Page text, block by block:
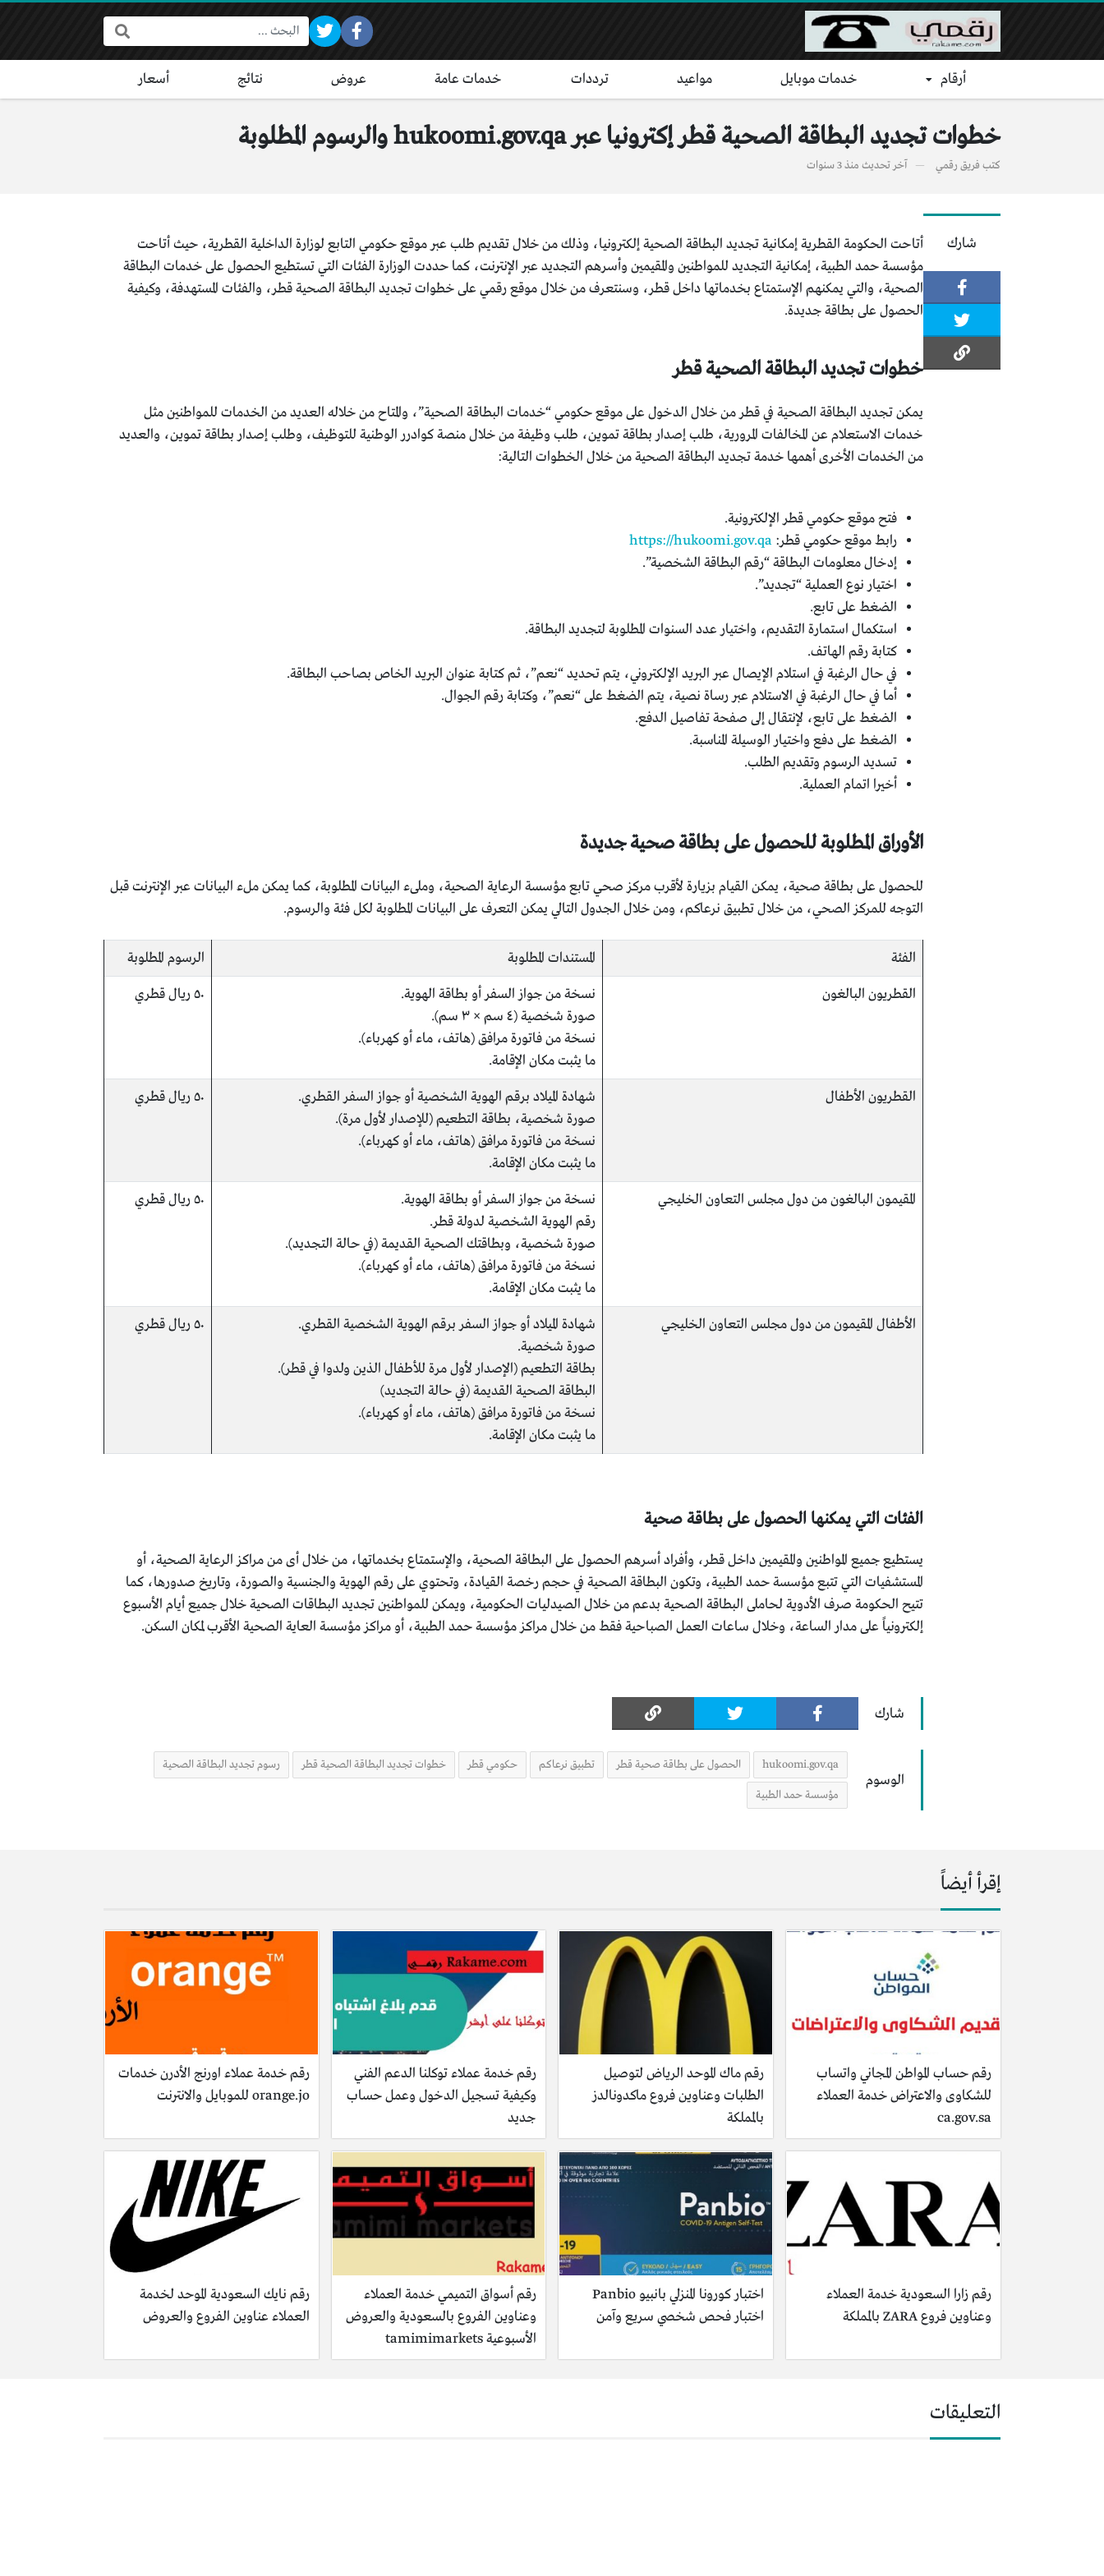
البحث:
أرقام خدمات موبايل مواعيد ترددات خدمات عامة عروض نتائج أسعار
خطوات تجديد البطاقة الصحية قطر إكترونيا عبر hukoomi.gov.qa والرسوم المطلوبة
كتب فريق رقمي آخر تحديث منذ 3 سنوات
شارك
أتاحت الحكومة القطرية إمكانية تجديد البطاقة الصحية إلكترونيا، وذلك من خلال تقديم طلب عبر موقع حكومي التابع لوزارة الداخلية القطرية، حيث أتاحت
مؤسسة حمد الطبية، إمكانية التجديد للمواطنين والمقيمين وأسرهم التجديد عبر الإنترنت، كما حددت الوزارة الفئات التي تستطيع الحصول على خدمات البطاقة
الصحية، والتي يمكنهم الإستمتاع بخدماتها داخل قطر، وسنتعرف من خلال موقع رقمي على خطوات تجديد البطاقة الصحية قطر، والفئات المستهدفة، وكيفية
الحصول على بطاقة جديدة.
خطوات تجديد البطاقة الصحية قطر
يمكن تجديد البطاقة الصحية في قطر من خلال الدخول على موقع حكومي “خدمات البطاقة الصحية”، والمتاح من خلاله العديد من الخدمات للمواطنين مثل
خدمات الاستعلام عن المخالفات المرورية، طلب إصدار بطاقة تموين، طلب وظيفة من خلال منصة كوادرر الوطنية للتوظيف، وطلب إصدار بطاقة تموين، والعديد
من الخدمات الأخرى أهمها خدمة تجديد البطاقة الصحية من خلال الخطوات التالية:
فتح موقع حكومي قطر الإلكترونية.
رابط موقع حكومي قطر: https://hukoomi.gov.qa
إدخال معلومات البطاقة “رقم البطاقة الشخصية”.
اختيار نوع العملية “تجديد”.
الضغط على تابع.
استكمال استمارة التقديم، واختيار عدد السنوات المطلوبة لتجديد البطاقة.
كتابة رقم الهاتف.
في حال الرغبة في استلام الإيصال عبر البريد الإلكتروني، يتم تحديد “نعم”، ثم كتابة عنوان البريد الخاص بصاحب البطاقة.
أما في حال الرغبة في الاستلام عبر رساة نصية، يتم الضغط على “نعم”، وكتابة رقم الجوال.
الضغط على تابع، لإنتقال إلى صفحة تفاصيل الدفع.
الضغط على دفع واختيار الوسيلة المناسبة.
تسديد الرسوم وتقديم الطلب.
أخيرا اتمام العملية.
الأوراق المطلوبة للحصول على بطاقة صحية جديدة
للحصول على بطاقة صحية، يمكن القيام بزيارة لأقرب مركز صحي تابع مؤسسة الرعاية الصحية، وملىء البيانات المطلوبة، كما يمكن ملء البيانات عبر الإنترنت قبل
التوجه للمركز الصحي، من خلال تطبيق نرعاكم، ومن خلال الجدول التالي يمكن التعرف على البيانات المطلوبة لكل فئة والرسوم.
الفئة المستندات المطلوبة الرسوم المطلوبة
القطريون البالغون
نسخة من جواز السفر أو بطاقة الهوية.
صورة شخصية (٤ سم × ٣ سم).
نسخة من فاتورة مرافق (هاتف، ماء أو كهرباء).
ما يثبت مكان الإقامة.
٥٠ ريال قطري
القطريون الأطفال
شهادة الميلاد برقم الهوية الشخصية أو جواز السفر القطري.
صورة شخصية، بطاقة التطعيم (للإصدار لأول مرة).
نسخة من فاتورة مرافق (هاتف، ماء أو كهرباء).
ما يثبت مكان الإقامة.
٥٠ ريال قطري
المقيمون البالغون من دول مجلس التعاون الخليجي
نسخة من جواز السفر أو بطاقة الهوية.
رقم الهوية الشخصية لدولة قطر.
صورة شخصية، وبطاقتك الصحية القديمة (في حالة التجديد).
نسخة من فاتورة مرافق (هاتف، ماء أو كهرباء).
ما يثبت مكان الإقامة.
٥٠ ريال قطري
الأطفال المقيمون من دول مجلس التعاون الخليجي
شهادة الميلاد أو جواز السفر برقم الهوية الشخصية القطري.
صورة شخصية.
بطاقة التطعيم (الإصدار لأول مرة للأطفال الذين ولدوا في قطر).
البطاقة الصحية القديمة (في حالة التجديد)
نسخة من فاتورة مرافق (هاتف، ماء أو كهرباء).
ما يثبت مكان الإقامة.
٥٠ ريال قطري
الفئات التي يمكنها الحصول على بطاقة صحية
يستطيع جميع المواطنين والمقيمين داخل قطر، وأفراد أسرهم الحصول على البطاقة الصحية، والإستمتاع بخدماتها، من خلال أى من مراكز الرعاية الصحية، أو
المستشفيات التي تتبع مؤسسة حمد الطبية، وتكون البطاقة الصحية في حجم رخصة القيادة، وتحتوي على رقم الهوية والجنسية والصورة، وتاريخ صدورها، كما
تتيح الحكومة صرف الأدوية لحاملى البطاقة الصحية بدعم من خلال الصيدليات الحكومية، ويمكن للمواطنين تجديد البطاقات الصحية خلال جميع أيام الأسبوع
إلكترونياً على مدار الساعة، وخلال ساعات العمل الصباحية فقط من خلال مراكز مؤسسة حمد الطبية، أو مراكز مؤسسة العاية الصحية الأقرب لمكان السكن.
شارك
الوسوم
hukoomi.gov.qa الحصول على بطاقة صحية قطر تطبيق نرعاكم حكومي قطر خطوات تجديد البطاقة الصحية قطر رسوم تجديد البطاقة الصحية
مؤسسة حمد الطبية
إقرأ أيضاً
رقم حساب المواطن المجاني واتساب
للشكاوى والاعتراض خدمة العملاء
ca.gov.sa
رقم ماك الموحد الرياض لتوصيل
الطلبات وعناوين فروع ماكدونالدز
بالمملكة
رقم خدمة عملاء توكلنا الدعم الفني
وكيفية تسجيل الدخول وعمل حساب
جديد
رقم خدمة عملاء اورنج الأدرن خدمات
orange.jo للموبايل والانترنت
رقم زارا السعودية خدمة العملاء
وعناوين فروع ZARA بالمملكة
اختبار كورونا المنزلي بانبيو Panbio
اختبار فحص شخصي سريع وآمن
رقم أسواق التميمي خدمة العملاء
وعناوين الفروع بالسعودية والعروض
الأسبوعية tamimimarkets
رقم نايك السعودية الموحد لخدمة
العملاء عناوين الفروع والعروض
التعليقات